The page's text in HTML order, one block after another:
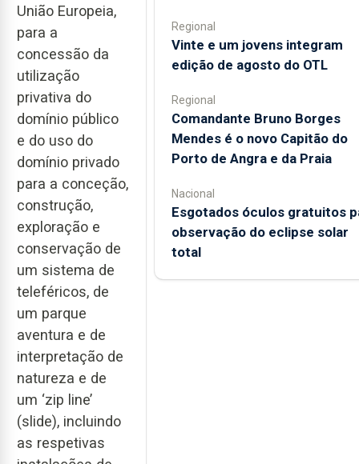
União Europeia,
para a
concessão da
utilização
privativa do
domínio público
e do uso do
domínio privado
para a conceção,
construção,
exploração e
conservação de
um sistema de
teleféricos, de
um parque
aventura e de
interpretação de
natureza e de
um ‘zip line’
(slide), incluindo
as respetivas
Regional
Vinte e um jovens integram
edição de agosto do OTL
Regional
Comandante Bruno Borges
Mendes é o novo Capitão do
Porto de Angra e da Praia
Nacional
Esgotados óculos gratuitos
observação do eclipse solar
total